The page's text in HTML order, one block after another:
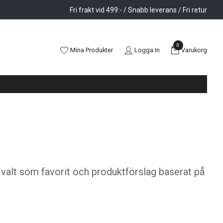
Fri frakt vid 499:- / Snabb leverans / Fri retur
Mina Produkter Logga In
0
Varukorg
som favorit och produktförslag baserat på